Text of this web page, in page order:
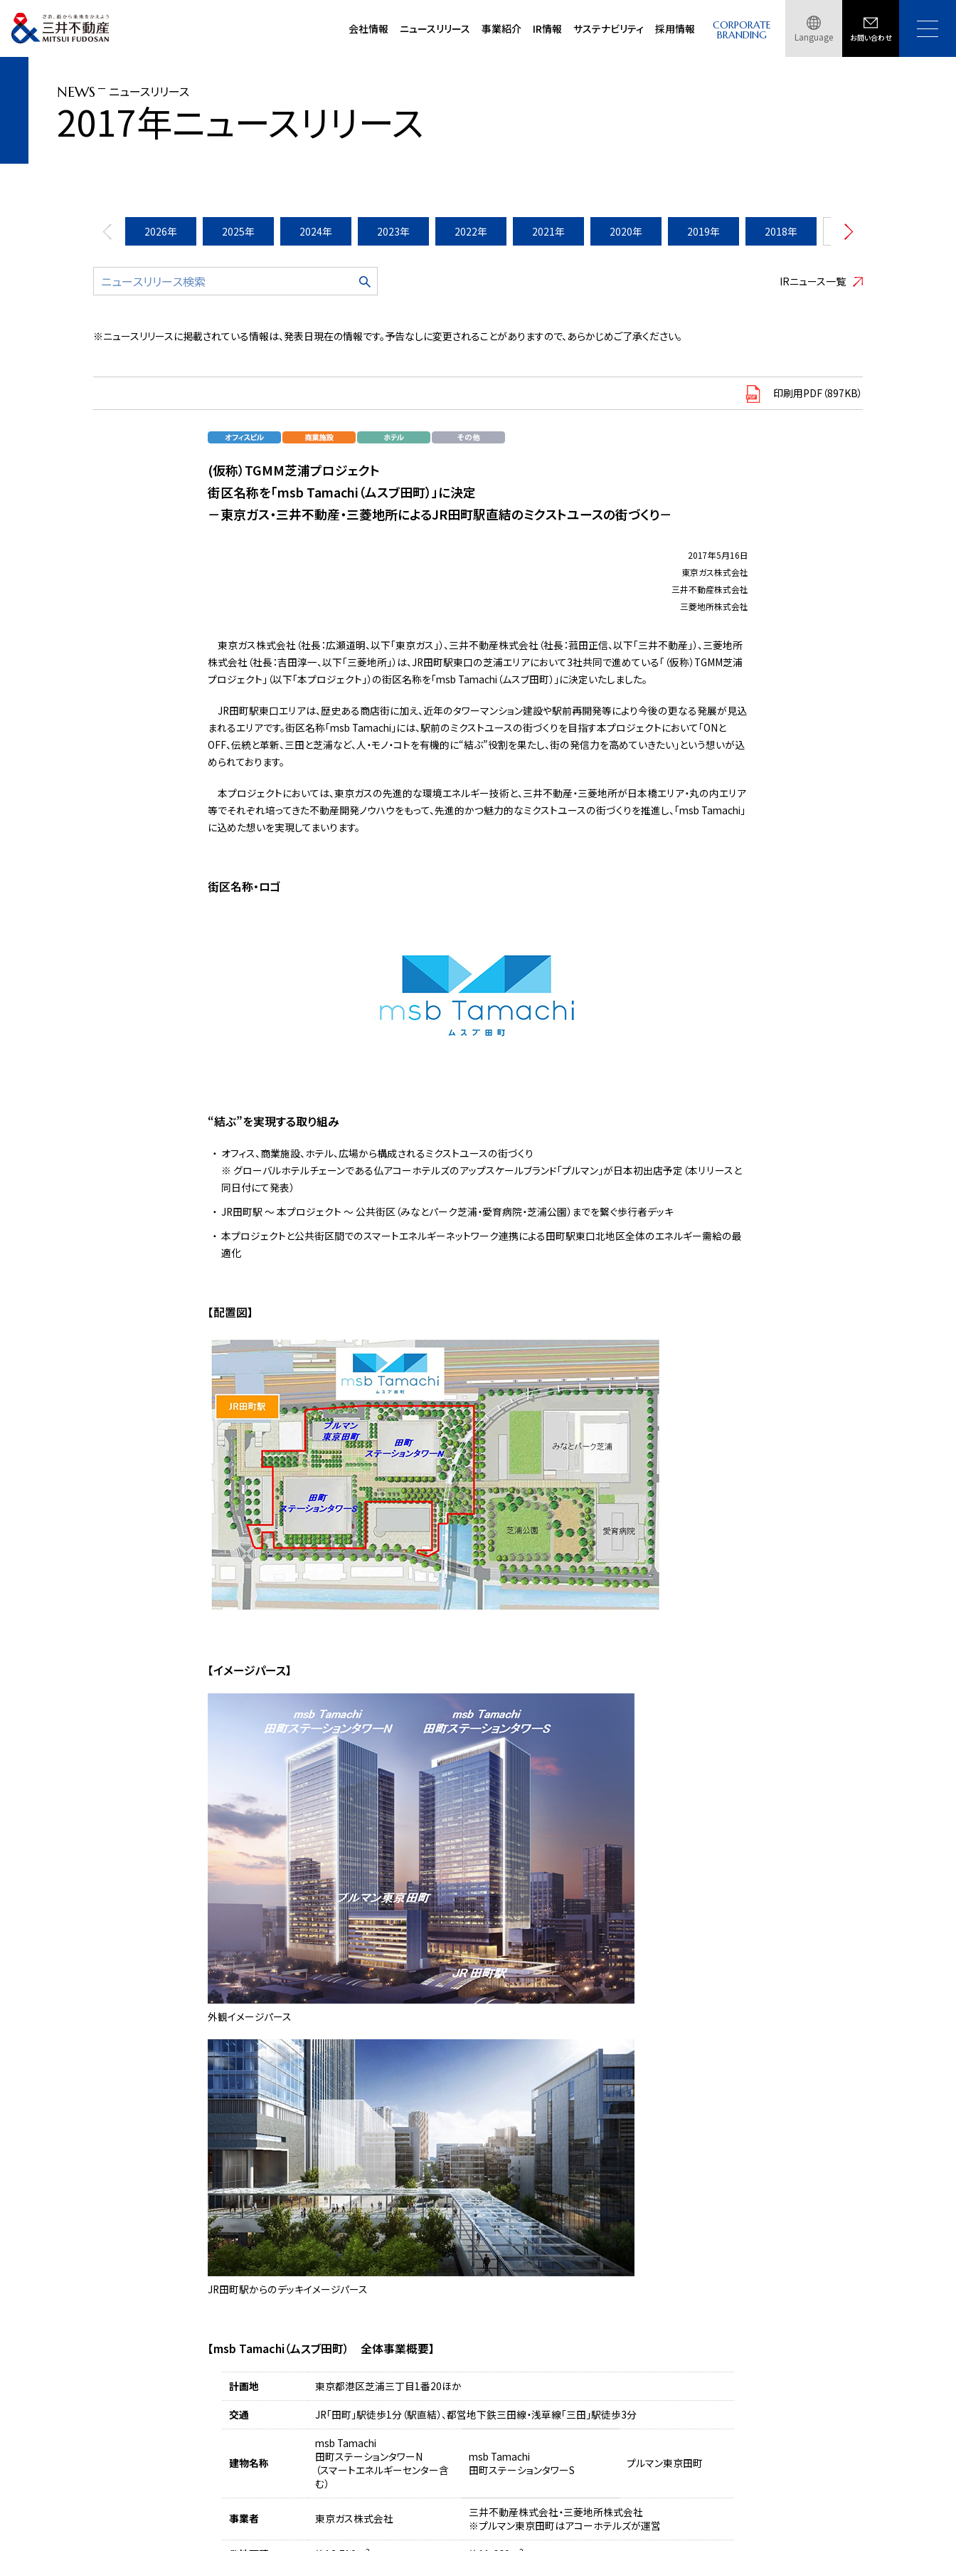
会社情報 ニュースリリース 事業紹介 IR情報 サステナビリティ 採用情報 CORPORATE
BRANDING Language お問い合わせ
トップページ ニュースリリース
NEWS ニュースリリース
2017年ニュースリリース
2026年 2025年 2024年 2023年 2022年 2021年 2020年 2019年 2018年 2017年
IRニュース一覧
※ニュースリリースに掲載されている情報は、発表日現在の情報です。予告なしに変更されることがありますので、あらかじめご了承ください。
印刷用PDF（897KB）
(仮称）TGMM芝浦プロジェクト
街区名称を「msb Tamachi（ムスブ田町）」に決定
－東京ガス・三井不動産・三菱地所によるJR田町駅直結のミクストユースの街づくり－
2017年5月16日
東京ガス株式会社
三井不動産株式会社
三菱地所株式会社
東京ガス株式会社（社長：広瀬道明、以下「東京ガス」）、三井不動産株式会社（社長：菰田正信、以下「三井不動産」）、三菱地所
株式会社（社長：吉田淳一、以下「三菱地所」）は、JR田町駅東口の芝浦エリアにおいて3社共同で進めている「（仮称）TGMM芝浦
プロジェクト」（以下「本プロジェクト」）の街区名称を「msb Tamachi（ムスブ田町）」に決定いたしました。
JR田町駅東口エリアは、歴史ある商店街に加え、近年のタワーマンション建設や駅前再開発等により今後の更なる発展が見込
まれるエリアです。街区名称「msb Tamachi」には、駅前のミクストユースの街づくりを目指す本プロジェクトにおいて「ONと
OFF、伝統と革新、三田と芝浦など、人・モノ・コトを有機的に“結ぶ”役割を果たし、街の発信力を高めていきたい」という想いが込
められております。
本プロジェクトにおいては、東京ガスの先進的な環境エネルギー技術と、三井不動産・三菱地所が日本橋エリア・丸の内エリア
等でそれぞれ培ってきた不動産開発ノウハウをもって、先進的かつ魅力的なミクストユースの街づくりを推進し、「msb Tamachi」
に込めた想いを実現してまいります。
街区名称・ロゴ
“結ぶ”を実現する取り組み
オフィス、商業施設、ホテル、広場から構成されるミクストユースの街づくり
※ グローバルホテルチェーンである仏アコーホテルズのアップスケールブランド「プルマン」が日本初出店予定（本リリースと
同日付にて発表）
JR田町駅 ～ 本プロジェクト ～ 公共街区（みなとパーク芝浦・愛育病院・芝浦公園）までを繋ぐ歩行者デッキ
本プロジェクトと公共街区間でのスマートエネルギーネットワーク連携による田町駅東口北地区全体のエネルギー需給の最
適化
【配置図】
【イメージパース】
外観イメージパース
JR田町駅からのデッキイメージパース
【msb Tamachi（ムスブ田町） 全体事業概要】
計画地
東京都港区芝浦三丁目1番20ほか
交通
JR「田町」駅徒歩1分（駅直結）、都営地下鉄三田線・浅草線「三田」駅徒歩3分
建物名称
msb Tamachi
田町ステーションタワーN
（スマートエネルギーセンター含
む）
msb Tamachi
田町ステーションタワーS
プルマン東京田町
事業者 東京ガス株式会社
三井不動産株式会社・三菱地所株式会社
※プルマン東京田町はアコーホテルズが運営